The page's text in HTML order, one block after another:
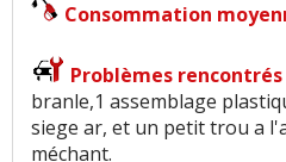
Consommation
Problèmes rencontrés
branle,1 assemblage
siege ar, et un petit trou a
méchant.